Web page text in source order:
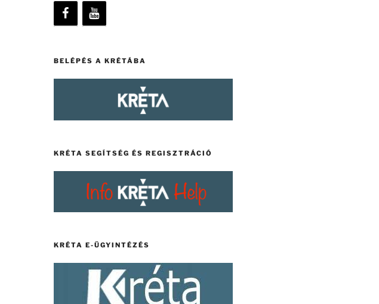
BELÉPÉS A KRÉTÁBA
KRÉTA SEGÍTSÉG ÉS REGISZTRÁCIÓ
KRÉTA E-ÜGYINTÉZÉS